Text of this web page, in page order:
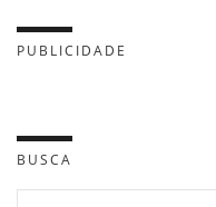
PUBLICIDADE
BUSCA